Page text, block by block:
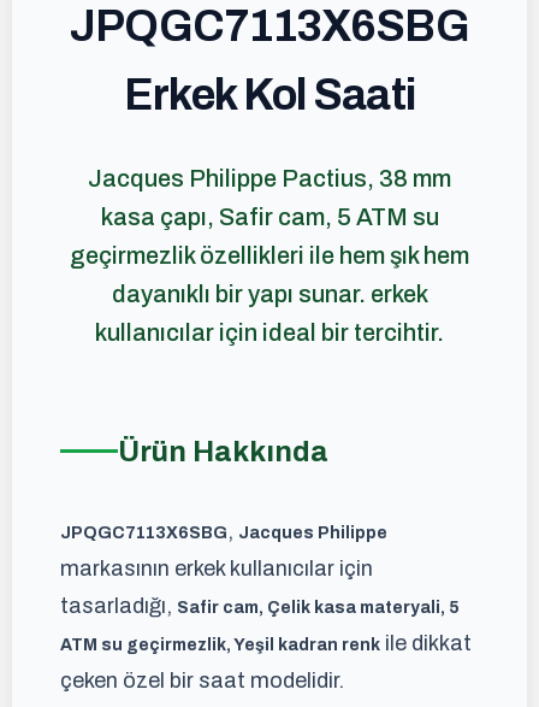
JPQGC7113X6SBG
Erkek Kol Saati
Jacques Philippe Pactius, 38 mm
kasa çapı, Safir cam, 5 ATM su
geçirmezlik özellikleri ile hem şık hem
dayanıklı bir yapı sunar. erkek
kullanıcılar için ideal bir tercihtir.
Ürün Hakkında
JPQGC7113X6SBG , Jacques Philippe
markasının erkek kullanıcılar için
tasarladığı, Safir cam, Çelik kasa materyali, 5
ATM su geçirmezlik, Yeşil kadran renk ile dikkat
çeken özel bir saat modelidir.